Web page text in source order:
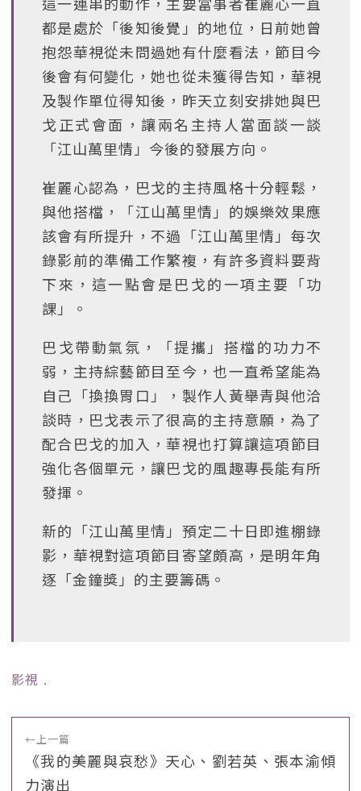
都是處於「後知後覺」的地位，日前她曾
抱怨華視從未問過她有什麼看法，節目今
後會有何變化，她也從未獲得告知，華視
及製作單位得知後，昨天立刻安排她與巴
戈正式會面，讓兩名主持人當面談一談
「江山萬里情」今後的發展方向。
崔麗心認為，巴戈的主持風格十分輕鬆，
與他搭檔，「江山萬里情」的娛樂效果應
該會有所提升，不過「江山萬里情」每次
錄影前的準備工作繁複，有許多資料要背
下來，這一點會是巴戈的一項主要「功
課」。
巴戈帶動氣氛，「提攜」搭檔的功力不
弱，主持綜藝節目至今，也一直希望能為
自己「換換胃口」，製作人黃舉青與他洽
談時，巴戈表示了很高的主持意願，為了
配合巴戈的加入，華視也打算讓這項節目
強化各個單元，讓巴戈的風趣專長能有所
發揮。
新的「江山萬里情」預定二十日即進棚錄
影，華視對這項節目寄望頗高，是明年角
逐「金鐘獎」的主要籌碼。
影視 ﹒
←上一篇
《我的美麗與哀愁》天心、劉若英、張本渝傾
力演出